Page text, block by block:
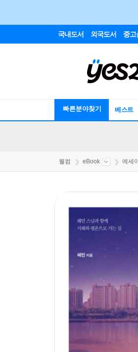
국내도서 외국도서 중고
빠른분야찾기 베스트
웰컴 eBook 에세